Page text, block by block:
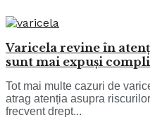
Varicela revine în
sunt mai expuși
Tot mai multe cazuri de
atrag atenția asupra
frecvent drept...